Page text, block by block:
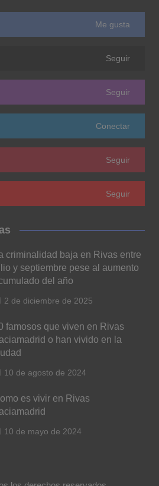
Me gusta
Seguir
Seguir
Conectar
Seguir
Seguir
criminalidad baja en Rivas entre
y septiembre pese al aumento
del año
2 de diciembre de 2025
famosos que viven en Rivas
o han vivido en la
10 de agosto de 2024
es vivir en Rivas
10 de mayo de 2024